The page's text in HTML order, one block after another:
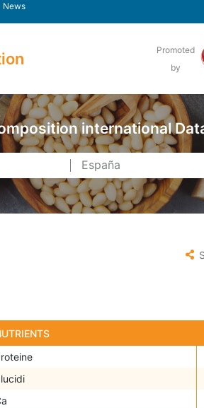
News
Promoted
by
international